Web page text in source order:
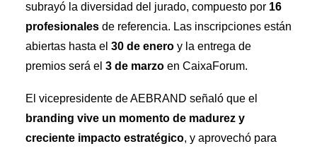
subrayó la diversidad del jurado, compuesto por 16
profesionales de referencia. Las inscripciones están
abiertas hasta el 30 de enero y la entrega de
premios será el 3 de marzo en CaixaForum.
El vicepresidente de AEBRAND señaló que el
branding vive un momento de madurez y
creciente impacto estratégico, y aprovechó para